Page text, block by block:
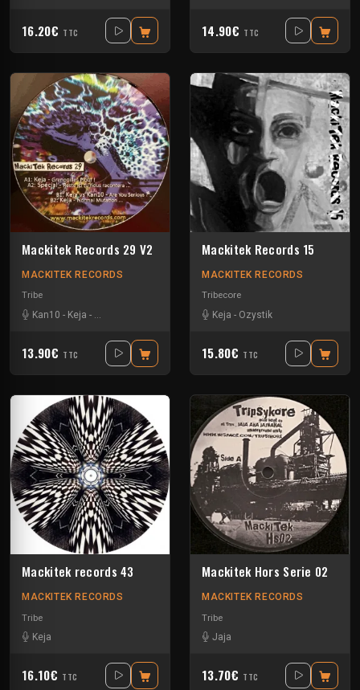
16.20€ TTC 14.90€ TTC
Mackitek Records 29 V2
MACKITEK RECORDS
Tribe
Kan10 - Keja - Special Request
13.90€ TTC
Mackitek Records 15
MACKITEK RECORDS
Tribecore
Keja - Ozystik
15.80€ TTC
Mackitek records 43
MACKITEK RECORDS
Tribe
Keja
16.10€ TTC
Mackitek Hors Serie 02
MACKITEK RECORDS
Tribe
Jaja
13.70€ TTC